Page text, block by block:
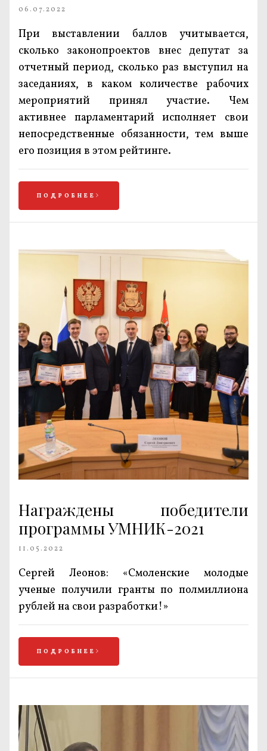
06.07.2022
При выставлении баллов учитывается,
сколько законопроектов внес депутат за
отчетный период, сколько раз выступил на
заседаниях, в каком количестве рабочих
мероприятий принял участие. Чем
активнее парламентарий исполняет свои
непосредственные обязанности, тем выше
его позиция в этом рейтинге.
ПОДРОБНЕЕ
Награждены победители
программы УМНИК-2021
11.05.2022
Сергей Леонов: «Смоленские молодые
ученые получили гранты по полмиллиона
рублей на свои разработки!»
ПОДРОБНЕЕ